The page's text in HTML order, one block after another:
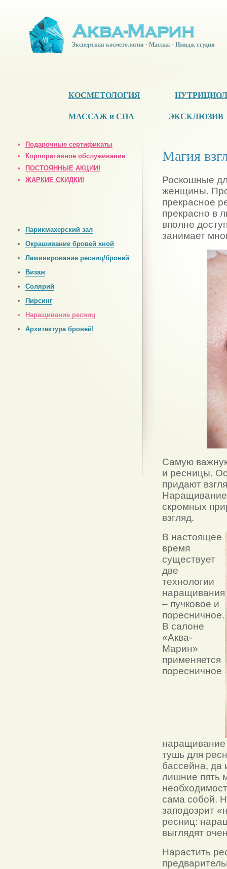
Экспертная косметология · Массаж · Имидж студия
КОСМЕТОЛОГИЯ
МАССАЖ и СПА ЭКСКЛЮЗИВ
Подарочные сертификаты
Корпоративное обслуживание
ПОСТОЯННЫЕ АКЦИИ!
ЖАРКИЕ СКИДКИ!
Парикмахерский зал
Окрашивание бровей хной
Ламинирование ресниц/бровей
Визаж
Солярий
Пирсинг
Наращивание ресниц
Архитектура бровей!
Магия
Роскошные
женщины.
прекрасное
прекрасно в
вполне
занимает
Самую
и ресницы.
придают
Наращивание
скромных
взгляд.
В настоящее
время
существует
две
технологии
наращивания
– пучковое и
поресничное.
В салоне
«Аква-
Марин»
применяется
поресничное
наращивание
тушь для
бассейна, да
лишние пять
сама собой.
заподозрит
ресниц:
выглядят
Нарастить